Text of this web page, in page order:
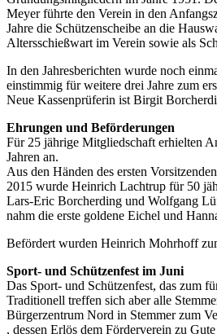
Meyer führte den Verein in den
Jahre die Schützenscheibe an die
Altersschießwart im Verein sowie als
In den Jahresberichten wurde noch
einstimmig für weitere drei Jahre zum
Neue Kassenprüferin ist Birgit
Ehrungen und Beförderungen
Für 25 jährige Mitgliedschaft erhielten
Jahren an.
Aus den Händen des ersten
2015 wurde Heinrich Lachtrup für 50
Lars-Eric Borcherding und Wolfgang
nahm die erste goldene Eichel und
Befördert wurden Heinrich Mohrhoff
Sport- und Schützenfest im Juni
Das Sport- und Schützenfest, das zum
Traditionell treffen sich aber alle
Bürgerzentrum Nord in Stemmer zum
, dessen Erlös dem Förderverein zu